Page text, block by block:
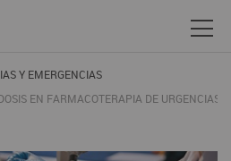
Y EMERGENCIAS
EN FARMACOTERAPIA DE URGENCIAS